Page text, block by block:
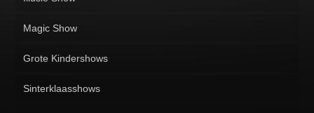
Magic Show
Grote Kindershows
Sinterklaasshows